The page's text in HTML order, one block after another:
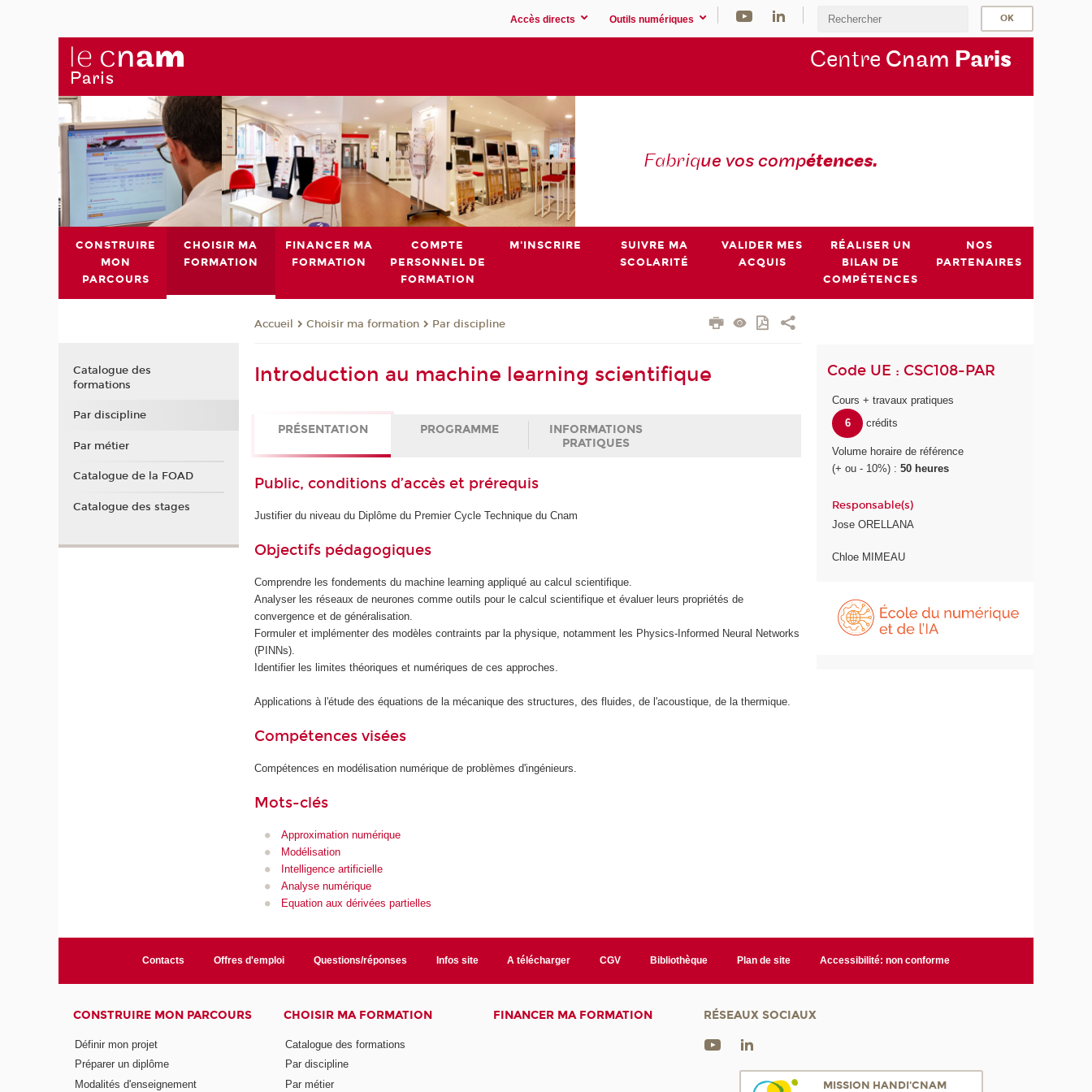
Accès directs Outils numériques
Centre Cnam Paris
Fabrique vos compétences.
CONSTRUIRE
MON
PARCOURS
CHOISIR MA
FORMATION
FINANCER MA
FORMATION
COMPTE
PERSONNEL DE
FORMATION
M'INSCRIRE
SUIVRE MA
SCOLARITÉ
VALIDER MES
ACQUIS
RÉALISER UN
BILAN DE
COMPÉTENCES
NOS
PARTENAIRES
Accueil Choisir ma formation Par discipline
Introduction au machine learning scientifique
PRÉSENTATION PROGRAMME
INFORMATIONS
PRATIQUES
Public, conditions d’accès et prérequis
Justifier du niveau du Diplôme du Premier Cycle Technique du Cnam
Objectifs pédagogiques
Comprendre les fondements du machine learning appliqué au calcul scientifique.
Analyser les réseaux de neurones comme outils pour le calcul scientifique et évaluer leurs propriétés de
convergence et de généralisation.
Formuler et implémenter des modèles contraints par la physique, notamment les Physics-Informed Neural Networks
(PINNs).
Identifier les limites théoriques et numériques de ces approches.
Applications à l'étude des équations de la mécanique des structures, des fluides, de l'acoustique, de la thermique.
Compétences visées
Compétences en modélisation numérique de problèmes d'ingénieurs.
Mots-clés
Approximation numérique
Modélisation
Intelligence artificielle
Analyse numérique
Equation aux dérivées partielles
Code UE : CSC108-PAR
Cours + travaux pratiques
6
crédits
Volume horaire de référence
(+ ou - 10%) :50 heures
Responsable(s)
Jose ORELLANA
Chloe MIMEAU
A
Catalogue des
formations
Par discipline
Par métier
Catalogue de la FOAD
Catalogue des stages
Contacts Offres d'emploi Questions/réponses Infos site A télécharger CGV Bibliothèque Plan de site Accessibilité: non conforme
CONSTRUIRE MON PARCOURS
Définir mon projet
Préparer un diplôme
Modalités d'enseignement
CHOISIR MA FORMATION
Catalogue des formations
Par discipline
Par métier
FINANCER MA FORMATION RÉSEAUX SOCIAUX
MISSION HANDI'CNAM